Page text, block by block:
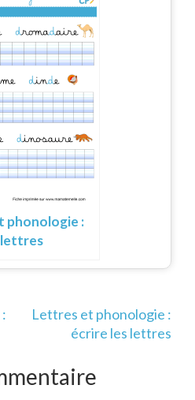
phonologie :
lettres
Lettres et phonologie :
écrire les lettres